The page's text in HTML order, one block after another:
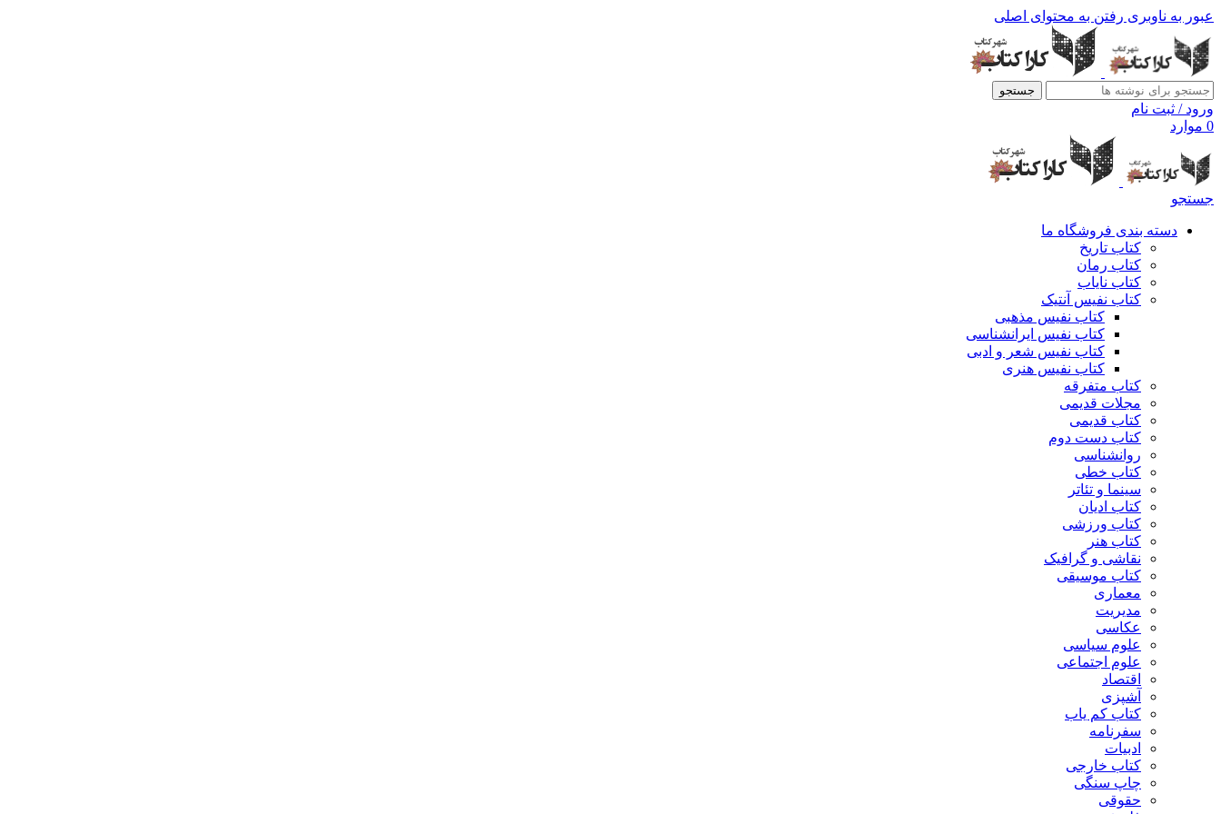
عبور به ناوبری رفتن به محتوای اصلی
جستجو
ورود / ثبت نام
0 موارد
جستجو
دسته بندی فروشگاه ما
کتاب تاریخ
کتاب رمان
کتاب نایاب
کتاب نفیس آنتیک
کتاب نفیس مذهبی
کتاب نفیس ایرانشناسی
کتاب نفیس شعر و ادبی
کتاب نفیس هنری
کتاب متفرقه
مجلات قدیمی
کتاب قدیمی
کتاب دست دوم
روانشناسی
کتاب خطی
سینما و تئاتر
کتاب ادیان
کتاب ورزشی
کتاب هنر
نقاشی و گرافیک
کتاب موسیقی
معماری
مدیریت
عکاسی
علوم سیاسی
علوم اجتماعی
اقتصاد
آشپزی
کتاب کم یاب
سفرنامه
ادبیات
کتاب خارجی
چاپ سنگی
حقوقی